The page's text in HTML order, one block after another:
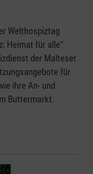
Welthospiztag
Heimat für alle“
der Malteser
für
ihre An- und
Buttermarkt.